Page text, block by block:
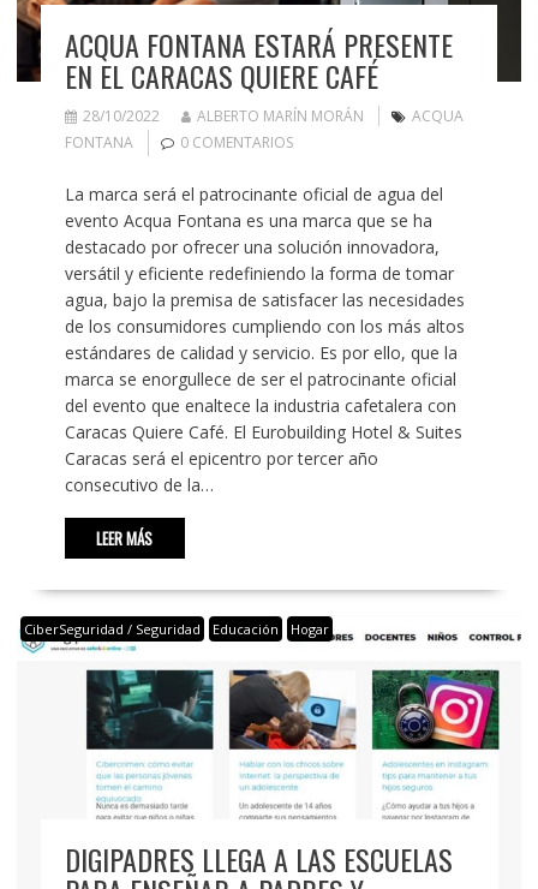
ACQUA FONTANA ESTARÁ PRESENTE
EN EL CARACAS QUIERE CAFÉ
28/10/2022 ALBERTO MARÍN MORÁN
ACQUA
FONTANA
0 COMENTARIOS
La marca será el patrocinante oficial de agua del
evento Acqua Fontana es una marca que se ha
destacado por ofrecer una solución innovadora,
versátil y eficiente redefiniendo la forma de tomar
agua, bajo la premisa de satisfacer las necesidades
de los consumidores cumpliendo con los más altos
estándares de calidad y servicio. Es por ello, que la
marca se enorgullece de ser el patrocinante oficial
del evento que enaltece la industria cafetalera con
Caracas Quiere Café. El Eurobuilding Hotel & Suites
Caracas será el epicentro por tercer año
consecutivo de la…
LEER MÁS
CiberSeguridad / Seguridad Educación Hogar
DIGIPADRES LLEGA A LAS ESCUELAS